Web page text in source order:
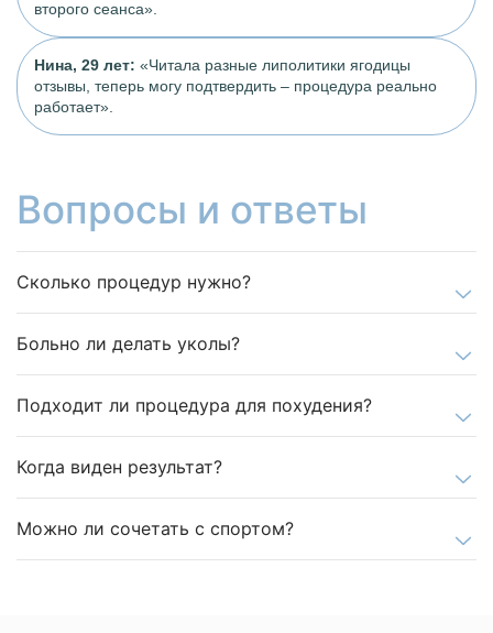
второго сеанса».
Нина, 29 лет: «Читала разные липолитики ягодицы
отзывы, теперь могу подтвердить – процедура реально
работает».
Вопросы и ответы
Сколько процедур нужно?
Больно ли делать уколы?
Подходит ли процедура для похудения?
Когда виден результат?
Можно ли сочетать с спортом?